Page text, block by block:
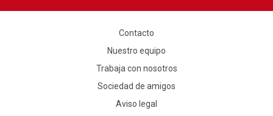
Contacto
Nuestro equipo
Trabaja con nosotros
Sociedad de amigos
Aviso legal